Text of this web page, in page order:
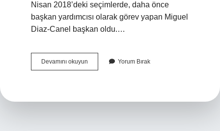
Nisan 2018’deki seçimlerde, daha önce
başkan yardımcısı olarak görev yapan Miguel
Diaz-Canel başkan oldu.…
Devamını okuyun
Hangi
Yorum Bırak